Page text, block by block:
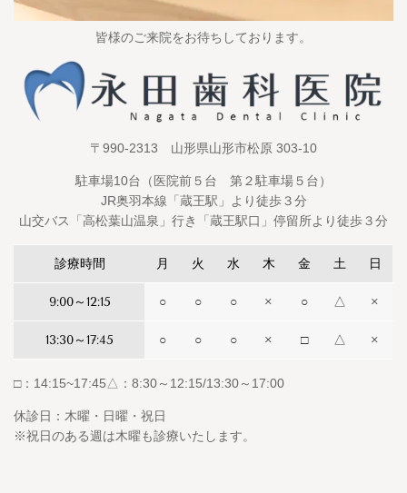
皆様のご来院をお待ちしております。
〒990-2313 山形県山形市松原 303-10
駐車場10台（医院前５台 第２駐車場５台）
JR奥羽本線「蔵王駅」より徒歩３分
山交バス「高松葉山温泉」行き「蔵王駅口」停留所より徒歩３分
診療時間 月 火 水 木 金 土 日
9:00～12:15 ○ ○ ○ × ○ △ ×
13:30～17:45 ○ ○ ○ × □ △ ×
□：14:15~17:45△：8:30～12:15/13:30～17:00
休診日：木曜・日曜・祝日
※祝日のある週は木曜も診療いたします。